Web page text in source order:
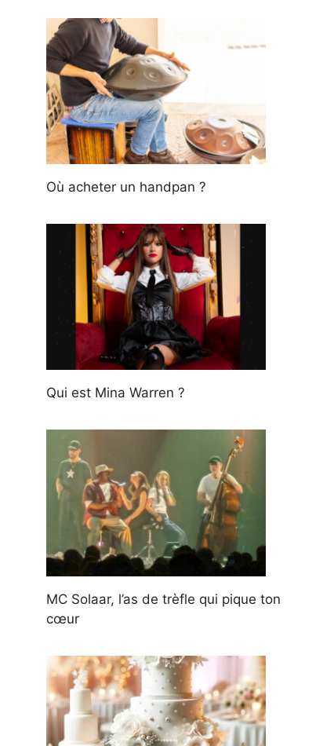
Où acheter un handpan ?
Qui est Mina Warren ?
MC Solaar, l’as de trèfle qui pique ton
cœur